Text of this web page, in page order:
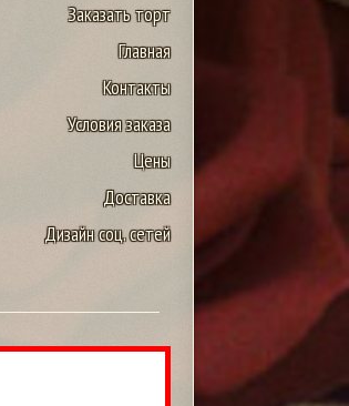
Заказать торт
Главная
Контакты
Условия заказа
Цены
Доставка
Дизайн соц. сетей